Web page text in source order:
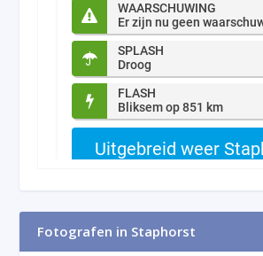
Fotografen in Staphorst